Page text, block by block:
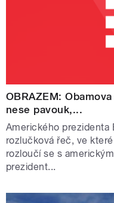
OBRAZEM:
nese pavouk,...
Amerického prezidenta
rozlučková řeč, ve
rozloučí se s
prezident...